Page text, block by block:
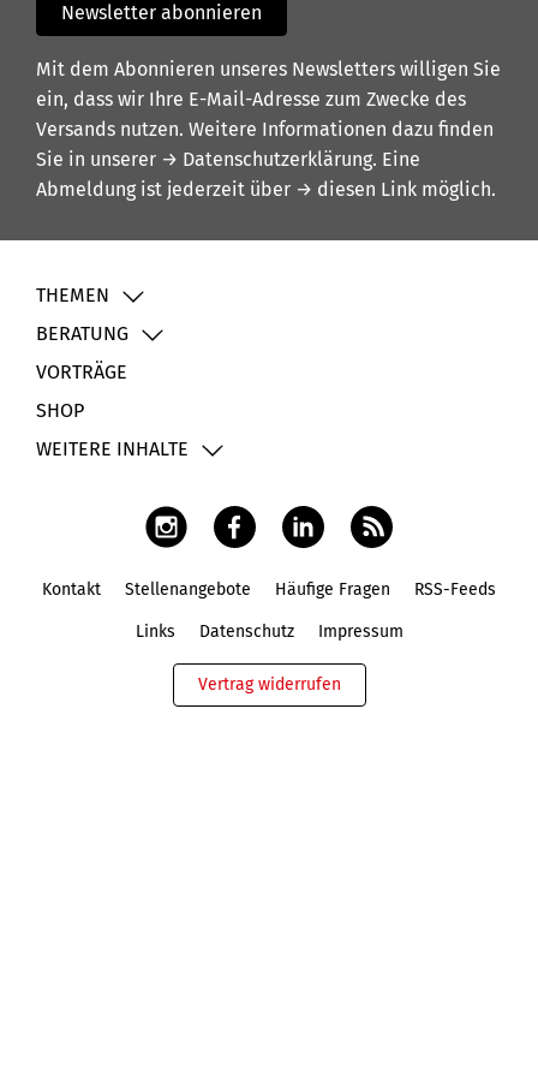
Newsletter abonnieren
Mit dem Abonnieren unseres Newsletters willigen Sie
ein, dass wir Ihre E-Mail-Adresse zum Zwecke des
Versands nutzen. Weitere Informationen dazu finden
Sie in unserer → Datenschutzerklärung. Eine
Abmeldung ist jederzeit über → diesen Link möglich.
THEMEN
BERATUNG
VORTRÄGE
SHOP
WEITERE INHALTE
Kontakt Stellenangebote Häufige Fragen RSS-Feeds
Links Datenschutz Impressum
Vertrag widerrufen